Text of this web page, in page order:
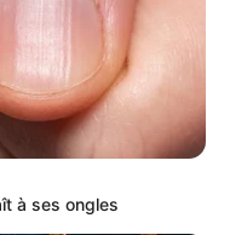
à ses ongles